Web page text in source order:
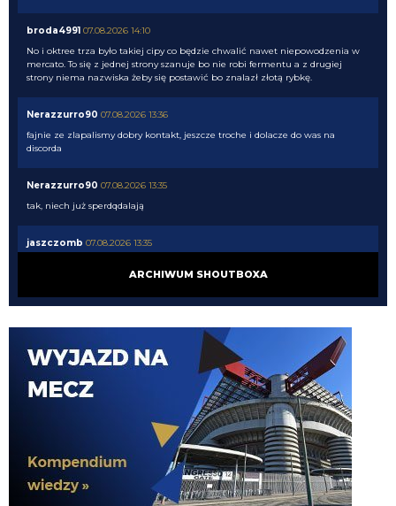
broda4991 07.08.2026 14:10
No i oktree trza było takiej cipy co będzie chwalić nawet niepowodzenia w
mercato. To się z jednej strony szanuje bo nie robi fermentu a z drugiej
strony niema nazwiska żeby się postawić bo znalazł złotą rybkę.
Nerazzurro90 07.08.2026 13:36
fajnie ze zlapalismy dobry kontakt, jeszcze troche i dolacze do was na
discorda
Nerazzurro90 07.08.2026 13:35
tak, niech już sperdqdalają
jaszczomb 07.08.2026 13:35
Nerazzurro90 07.08.2026 13:35
Nerazzurro90
07.08.2026 13:34
tego nigdy sie nie dowiemy. Wedlug mediow to pedały z bergamo nawet nie
50 zostalo odrzucone (wg mediow)
07.08.2026 13:32
ARCHIWUM SHOUTBOXA